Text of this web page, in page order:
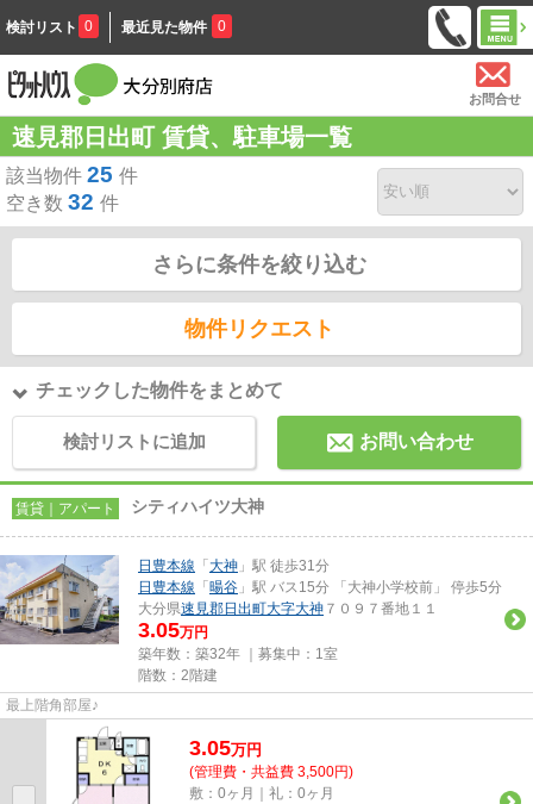
検討リスト 0 最近見た物件 0
お問合せ
速見郡日出町 賃貸、駐車場一覧
該当物件 25 件
空き数 32 件
さらに条件を絞り込む
物件リクエスト
チェックした物件をまとめて
検討リストに追加 お問い合わせ
賃貸｜アパート シティハイツ大神
日豊本線 「 大神 」駅 徒歩31分
日豊本線 「 暘谷 」駅 バス15分 「大神小学校前」 停歩5分
大分県速見郡日出町大字大神 ７０９７番地１１
3.05万円
築年数：築32年 ｜募集中： 1室
階数：2階建
最上階角部屋♪
3.05万円
(管理費・共益費 3,500円)
敷：0ヶ月｜礼：0ヶ月